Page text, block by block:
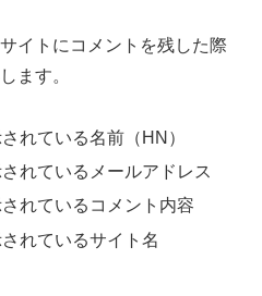
イトにコメントを残した際
ます。
れている名前（HN）
れているメールアドレス
れているコメント内容
れているサイト名